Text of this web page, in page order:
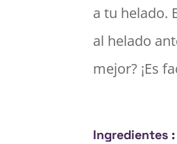
a tu helado.
al helado
mejor? ¡Es
Ingredientes :